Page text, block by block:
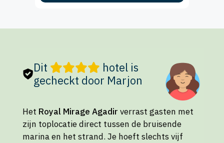
Dit
hotel is
gecheckt door Marjon
Het Royal Mirage Agadir verrast gasten met
zijn toplocatie direct tussen de bruisende
marina en het strand. Je hoeft slechts vijf